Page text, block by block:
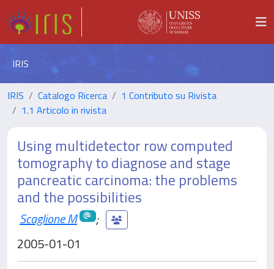
IRIS
IRIS Catalogo Ricerca
1 Contributo su Rivista
1.1 Articolo in rivista
Using multidetector row computed
tomography to diagnose and stage
pancreatic carcinoma: the problems
and the possibilities
Scaglione M
;
2005-01-01